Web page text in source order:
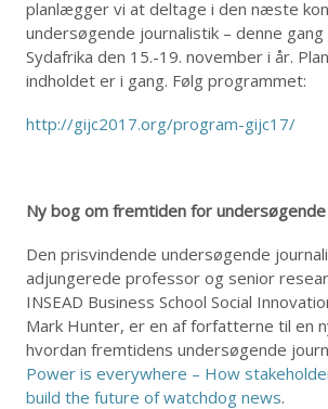
planlægger vi at deltage i den næste
undersøgende journalistik – denne gang
Sydafrika den 15.-19. november i år.
indholdet er i gang. Følg programmet:
http://gijc2017.org/program-gijc17/
Ny bog om fremtiden for
Den prisvindende undersøgende
adjungerede professor og senior
INSEAD Business School Social
Mark Hunter, er en af forfatterne til en
hvordan fremtidens undersøgende
Power is everywhere – How
build the future of watchdog news.